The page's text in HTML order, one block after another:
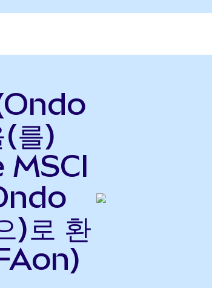
를)
MSCI
)로 환